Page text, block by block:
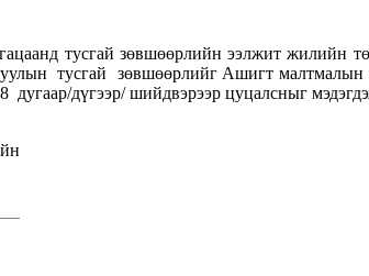
тусгай зөвшөөрлийн ээлжит жилийн
тусгай зөвшөөрлийг Ашигт малтмалын
дүгээр/ шийдвэрээр цуцалсныг